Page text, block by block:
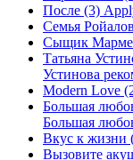
После (3)
Семья
Сыщик
Татьяна
Устинова
Modern Love
Большая
Большая
Вкус к жизни
Вызовите